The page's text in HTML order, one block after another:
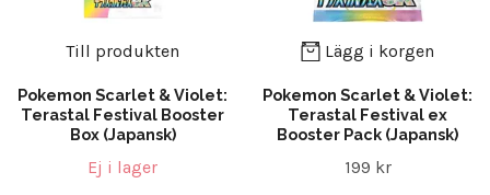
Till produkten
Pokemon Scarlet & Violet:
Terastal Festival Booster
Box (Japansk)
Ej i lager
Lägg i korgen
Pokemon Scarlet & Violet:
Terastal Festival ex
Booster Pack (Japansk)
199 kr